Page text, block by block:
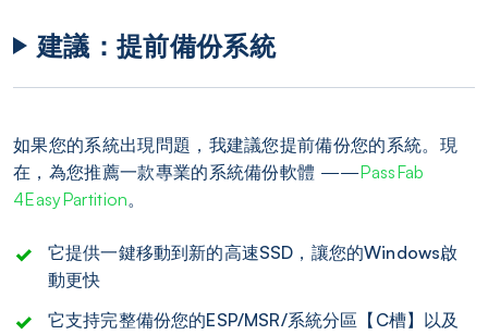
建議：提前備份系統
如果您的系統出現問題，我建議您提前備份您的系統。現
在，為您推薦一款專業的系統備份軟體 ——PassFab
4EasyPartition。
它提供一鍵移動到新的高速SSD，讓您的Windows啟
動更快
它支持完整備份您的ESP/MSR/系統分區【C槽】以及